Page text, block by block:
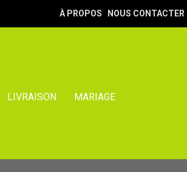
À PROPOS NOUS CONTACTER
LIVRAISON MARIAGE